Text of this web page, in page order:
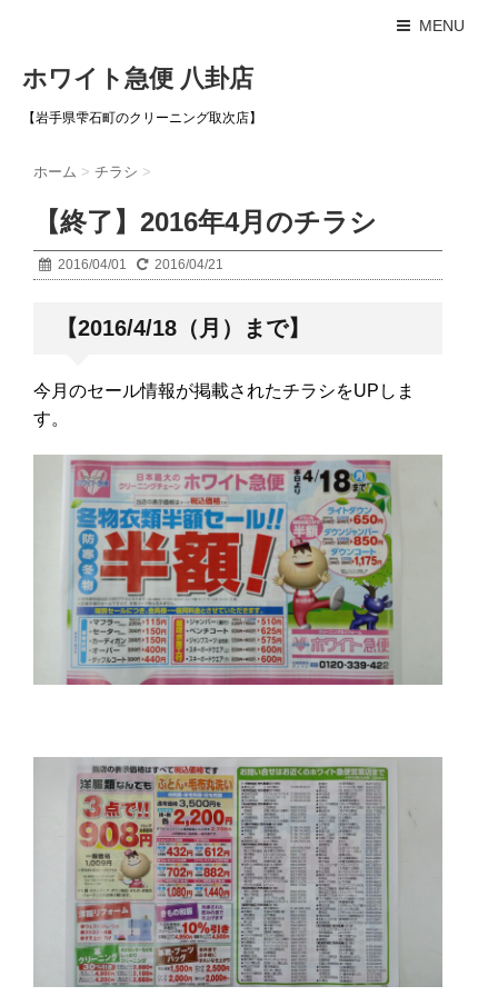
MENU
ホワイト急便 八卦店
【岩手県雫石町のクリーニング取次店】
ホーム > チラシ >
【終了】2016年4月のチラシ
2016/04/01 2016/04/21
【2016/4/18（月）まで】
今月のセール情報が掲載されたチラシをUPしま
す。